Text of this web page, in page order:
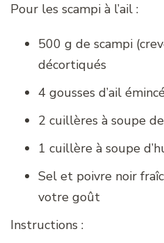
Pour les scampi à l’ail :
500 g de scampi
décortiqués
4 gousses d’ail
2 cuillères à soupe
1 cuillère à soupe
Sel et poivre noir
votre goût
Instructions :